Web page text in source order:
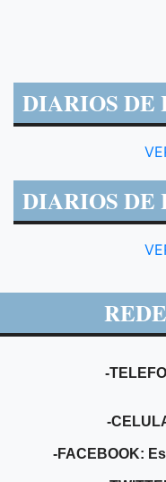
DIARIOS DE
DIARIOS DE
-
-
-FACEBOOK: